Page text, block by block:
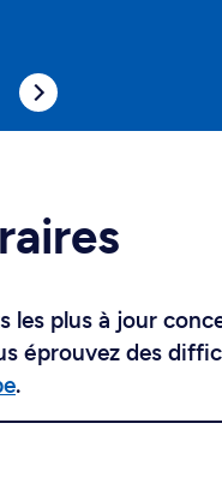
les plus à jour
éprouvez des
.